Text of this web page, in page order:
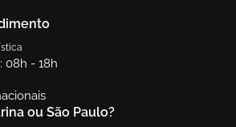
: 08h - 18h
ou São Paulo?